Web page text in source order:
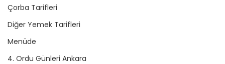
Çorba Tarifleri
Diğer Yemek Tarifleri
Menüde
4. Ordu Günleri Ankara